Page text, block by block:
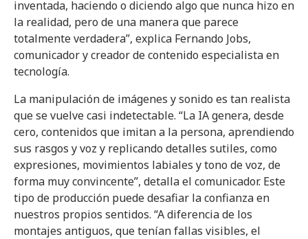
inventada, haciendo o diciendo algo que nunca hizo en
la realidad, pero de una manera que parece
totalmente verdadera”, explica Fernando Jobs,
comunicador y creador de contenido especialista en
tecnología.
La manipulación de imágenes y sonido es tan realista
que se vuelve casi indetectable. “La IA genera, desde
cero, contenidos que imitan a la persona, aprendiendo
sus rasgos y voz y replicando detalles sutiles, como
expresiones, movimientos labiales y tono de voz, de
forma muy convincente”, detalla el comunicador. Este
tipo de producción puede desafiar la confianza en
nuestros propios sentidos. “A diferencia de los
montajes antiguos, que tenían fallas visibles, el